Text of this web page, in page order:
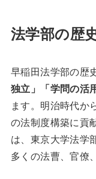
法学部の歴
早稲田法学部の歴
独立」「学問の活
ます。明治時代か
の法制度構築に貢
は、東京大学法学
多くの法曹、官僚